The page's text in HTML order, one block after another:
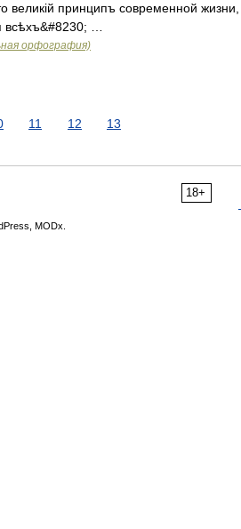
великій принципъ современной жизни,
всѣхъ&#8230; …
орфография)
11 12 13
18+
MODx.